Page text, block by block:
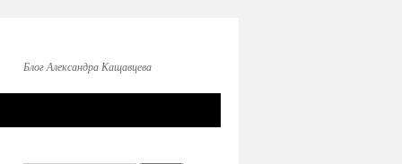
Блог Александра Кащавцева